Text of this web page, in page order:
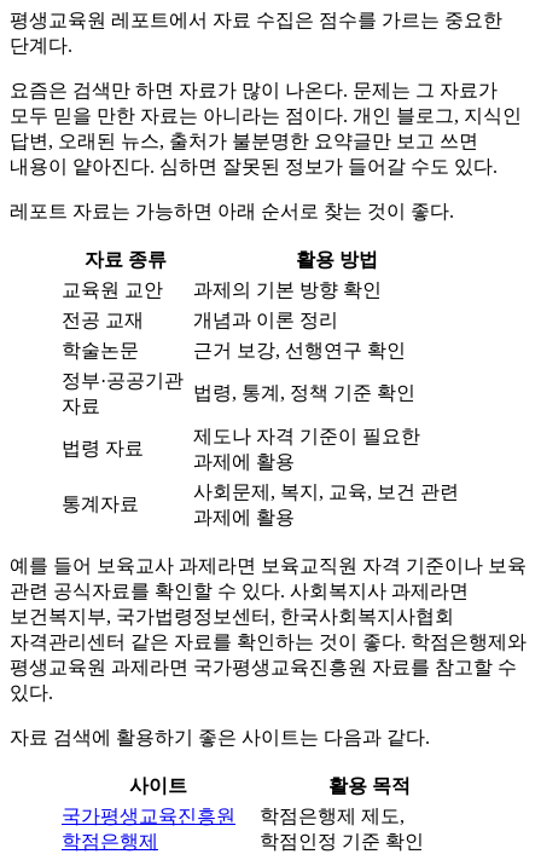
평생교육원 레포트에서 자료 수집은 점수를 가르는 중요한
단계다.
요즘은 검색만 하면 자료가 많이 나온다. 문제는 그 자료가
모두 믿을 만한 자료는 아니라는 점이다. 개인 블로그, 지식인
답변, 오래된 뉴스, 출처가 불분명한 요약글만 보고 쓰면
내용이 얕아진다. 심하면 잘못된 정보가 들어갈 수도 있다.
레포트 자료는 가능하면 아래 순서로 찾는 것이 좋다.
자료 종류
활용 방법
교육원 교안
과제의 기본 방향 확인
전공 교재
개념과 이론 정리
학술논문
근거 보강, 선행연구 확인
정부·공공기관
자료
법령, 통계, 정책 기준 확인
법령 자료
제도나 자격 기준이 필요한
과제에 활용
통계자료
사회문제, 복지, 교육, 보건 관련
과제에 활용
예를 들어 보육교사 과제라면 보육교직원 자격 기준이나 보육
관련 공식자료를 확인할 수 있다. 사회복지사 과제라면
보건복지부, 국가법령정보센터, 한국사회복지사협회
자격관리센터 같은 자료를 확인하는 것이 좋다. 학점은행제와
평생교육원 과제라면 국가평생교육진흥원 자료를 참고할 수
있다.
자료 검색에 활용하기 좋은 사이트는 다음과 같다.
사이트
활용 목적
국가평생교육진흥원
학점은행제
학점은행제 제도,
학점인정 기준 확인